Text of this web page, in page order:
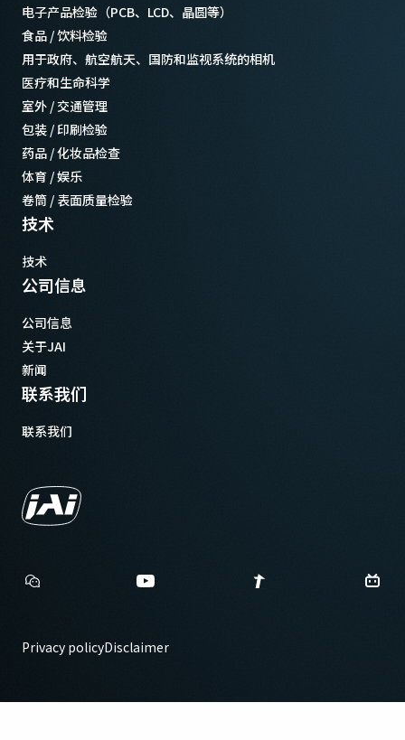
电子产品检验（PCB、LCD、晶圆等）
食品 / 饮料检验
用于政府、航空航天、国防和监视系统的相机
医疗和生命科学
室外 / 交通管理
包装 / 印刷检验
药品 / 化妆品检查
体育 / 娱乐
卷筒 / 表面质量检验
技术
技术
公司信息
公司信息
关于JAI
新闻
联系我们
联系我们
Privacy policyDisclaimer